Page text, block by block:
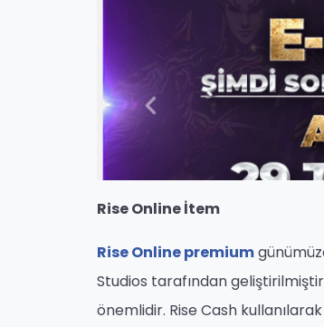
Rise Online İtem
Rise Online premium
Studios tarafından
önemlidir. Rise Cash